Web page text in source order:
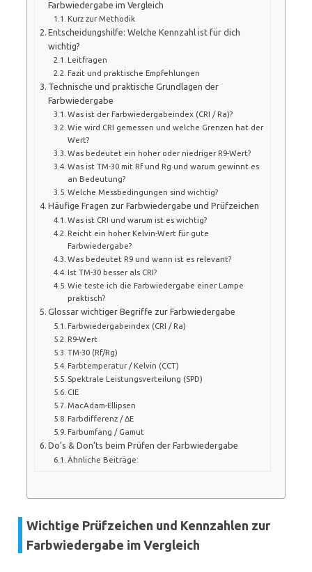
Farbwiedergabe im Vergleich
Kurz zur Methodik
Entscheidungshilfe: Welche Kennzahl ist für dich
wichtig?
Leitfragen
Fazit und praktische Empfehlungen
Technische und praktische Grundlagen der
Farbwiedergabe
Was ist der Farbwiedergabeindex (CRI / Ra)?
Wie wird CRI gemessen und welche Grenzen hat der
Wert?
Was bedeutet ein hoher oder niedriger R9-Wert?
Was ist TM-30 mit Rf und Rg und warum gewinnt es
an Bedeutung?
Welche Messbedingungen sind wichtig?
Häufige Fragen zur Farbwiedergabe und Prüfzeichen
Was ist CRI und warum ist es wichtig?
Reicht ein hoher Kelvin-Wert für gute
Farbwiedergabe?
Was bedeutet R9 und wann ist es relevant?
Ist TM-30 besser als CRI?
Wie teste ich die Farbwiedergabe einer Lampe
praktisch?
Glossar wichtiger Begriffe zur Farbwiedergabe
Farbwiedergabeindex (CRI / Ra)
R9-Wert
TM-30 (Rf/Rg)
Farbtemperatur / Kelvin (CCT)
Spektrale Leistungsverteilung (SPD)
CIE
MacAdam-Ellipsen
Farbdifferenz / ΔE
Farbumfang / Gamut
Do’s & Don’ts beim Prüfen der Farbwiedergabe
Ähnliche Beiträge:
Wichtige Prüfzeichen und Kennzahlen zur
Farbwiedergabe im Vergleich